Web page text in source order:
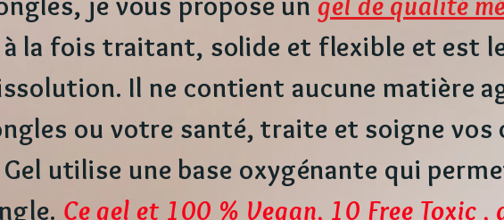
la fois traitant, solide et flexible et est
Il ne contient aucune matière
ou votre santé, traite et soigne vos
utilise une base oxygénante qui
Ce gel et 100 % Vegan, 10 Free Toxic